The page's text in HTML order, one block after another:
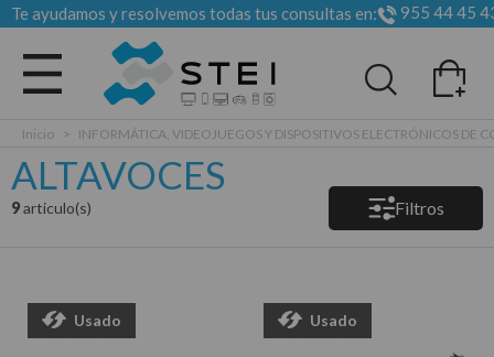
Te ayudamos y resolvemos todas tus consultas en: 955 44 45
Todas las categorias
Inicio > INFORMÁTICA, VIDEOJUEGOS Y DISPOSITIVOS ELECTRÓNICOS DE
ALTAVOCES
9articulo(s) Filtros
Usado Usado